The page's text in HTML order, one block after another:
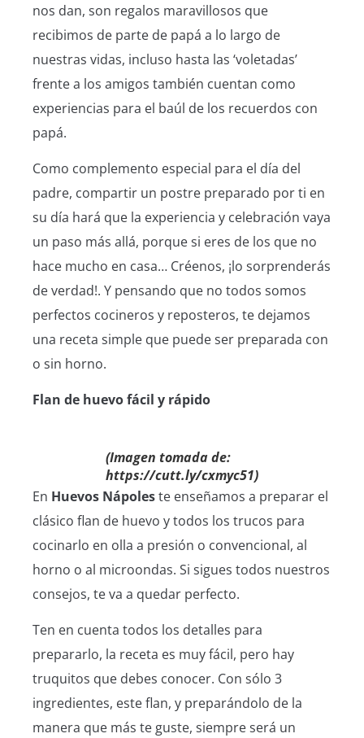
nos dan, son regalos maravillosos que
recibimos de parte de papá a lo largo de
nuestras vidas, incluso hasta las ‘voletadas’
frente a los amigos también cuentan como
experiencias para el baúl de los recuerdos con
papá.
Como complemento especial para el día del
padre, compartir un postre preparado por ti en
su día hará que la experiencia y celebración vaya
un paso más allá, porque si eres de los que no
hace mucho en casa… Créenos, ¡lo sorprenderás
de verdad!. Y pensando que no todos somos
perfectos cocineros y reposteros, te dejamos
una receta simple que puede ser preparada con
o sin horno.
Flan de huevo fácil y rápido
(Imagen tomada de:
https://cutt.ly/cxmyc51)
En Huevos Nápoleste enseñamos a preparar el
clásico flan de huevo y todos los trucos para
cocinarlo en olla a presión o convencional, al
horno o al microondas. Si sigues todos nuestros
consejos, te va a quedar perfecto.
Ten en cuenta todos los detalles para
prepararlo, la receta es muy fácil, pero hay
truquitos que debes conocer. Con sólo 3
ingredientes, este flan, y preparándolo de la
manera que más te guste, siempre será un